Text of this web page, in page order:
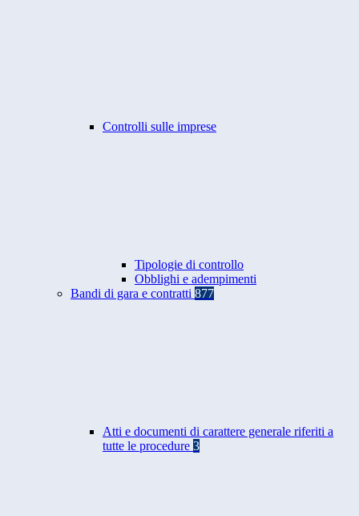
Controlli sulle imprese
Tipologie di controllo
Obblighi e adempimenti
Bandi di gara e contratti 877
Atti e documenti di carattere generale riferiti a
tutte le procedure 3